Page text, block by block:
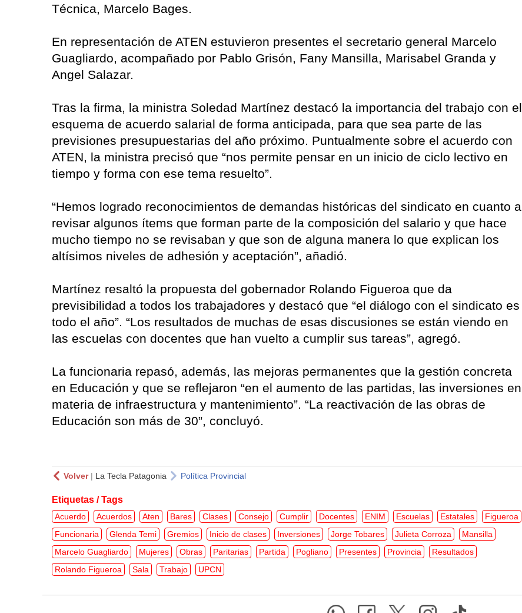
Técnica, Marcelo Bages.
En representación de ATEN estuvieron presentes el secretario general Marcelo
Guagliardo, acompañado por Pablo Grisón, Fany Mansilla, Marisabel Granda y
Angel Salazar.
Tras la firma, la ministra Soledad Martínez destacó la importancia del trabajo con el
esquema de acuerdo salarial de forma anticipada, para que sea parte de las
previsiones presupuestarias del año próximo. Puntualmente sobre el acuerdo con
ATEN, la ministra precisó que “nos permite pensar en un inicio de ciclo lectivo en
tiempo y forma con ese tema resuelto”.
“Hemos logrado reconocimientos de demandas históricas del sindicato en cuanto a
revisar algunos ítems que forman parte de la composición del salario y que hace
mucho tiempo no se revisaban y que son de alguna manera lo que explican los
altísimos niveles de adhesión y aceptación”, añadió.
Martínez resaltó la propuesta del gobernador Rolando Figueroa que da
previsibilidad a todos los trabajadores y destacó que “el diálogo con el sindicato es
todo el año”. “Los resultados de muchas de esas discusiones se están viendo en
las escuelas con docentes que han vuelto a cumplir sus tareas”, agregó.
La funcionaria repasó, además, las mejoras permanentes que la gestión concreta
en Educación y que se reflejaron “en el aumento de las partidas, las inversiones en
materia de infraestructura y mantenimiento”. “La reactivación de las obras de
Educación son más de 30”, concluyó.
Volver| La Tecla Patagonia Política Provincial
Etiquetas / Tags
Acuerdo Acuerdos Aten Bares Clases Consejo Cumplir Docentes ENIM Escuelas Estatales
Figueroa
Funcionaria
Glenda Temi Gremios Inicio de clases Inversiones Jorge Tobares Julieta Corroza
Mansilla
Marcelo Guagliardo
Mujeres Obras Paritarias Partida Pogliano Presentes Provincia
Resultados
Rolando Figueroa
Sala Trabajo UPCN